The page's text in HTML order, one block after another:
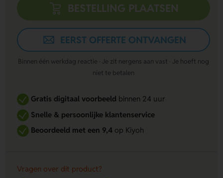
BESTELLING PLAATSEN
EERST OFFERTE ONTVANGEN
Binnen één werkdag reactie · Je zit nergens aan vast · Je hoeft nog
niet te betalen
Gratis digitaal voorbeeldbinnen 24 uur
Snelle & persoonlijke klantenservice
Beoordeeld met een 9,4op Kiyoh
Vragen over dit product?